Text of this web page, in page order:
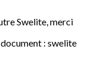
Swelite, merci
: swelite